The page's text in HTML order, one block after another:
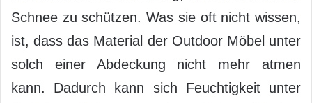
Schnee zu schützen. Was sie oft nicht wissen,
ist, dass das Material der Outdoor Möbel unter
solch einer Abdeckung nicht mehr atmen
kann. Dadurch kann sich Feuchtigkeit unter